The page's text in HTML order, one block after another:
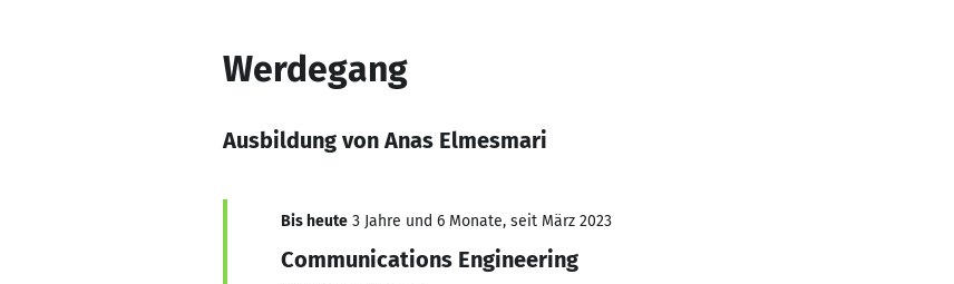
Werdegang
Ausbildung von Anas Elmesmari
Bis heute 3 Jahre und 6 Monate, seit März 2023
Communications Engineering